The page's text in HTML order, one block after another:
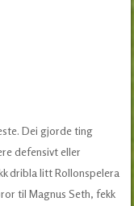
Dei gjorde ting
defensivt eller
dribla litt Rollonspelera
til Magnus Seth, fekk